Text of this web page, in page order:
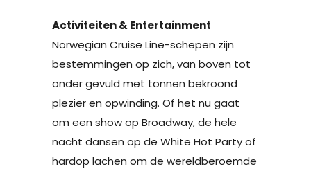
Activiteiten & Entertainment
Norwegian Cruise Line-schepen zijn
bestemmingen op zich, van boven tot
onder gevuld met tonnen bekroond
plezier en opwinding. Of het nu gaat
om een show op Broadway, de hele
nacht dansen op de White Hot Party of
hardop lachen om de wereldberoemde